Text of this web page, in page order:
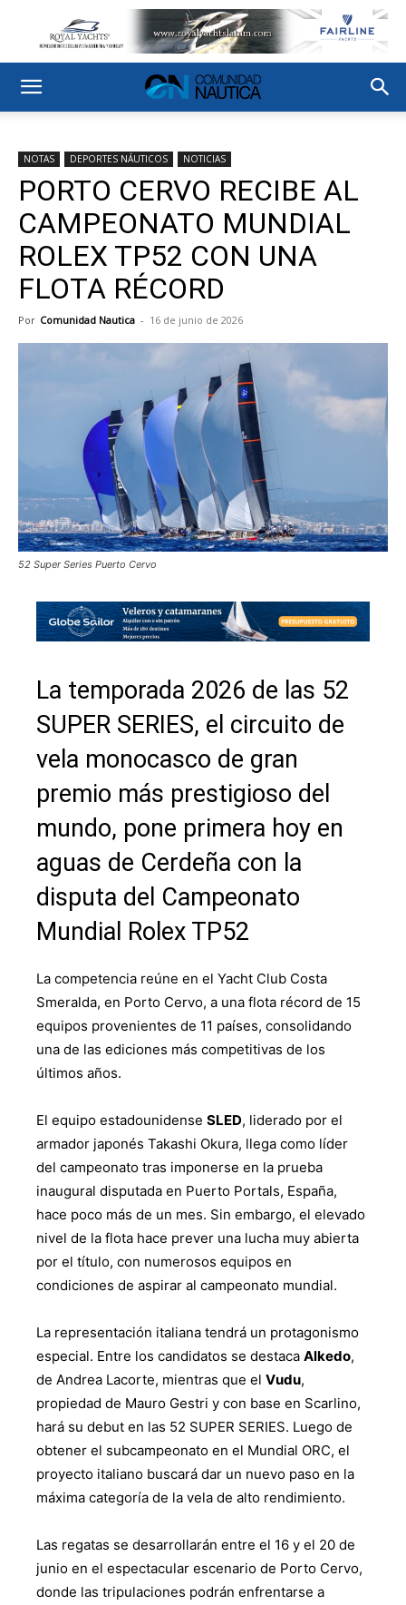
NOTAS DEPORTES NÁUTICOS NOTICIAS
PORTO CERVO RECIBE AL
CAMPEONATO MUNDIAL
ROLEX TP52 CON UNA
FLOTA RÉCORD
Por Comunidad Nautica - 16 de junio de 2026
52 Super Series Puerto Cervo
La temporada 2026 de las 52
SUPER SERIES, el circuito de
vela monocasco de gran
premio más prestigioso del
mundo, pone primera hoy en
aguas de Cerdeña con la
disputa del Campeonato
Mundial Rolex TP52
La competencia reúne en el Yacht Club Costa
Smeralda, en Porto Cervo, a una flota récord de 15
equipos provenientes de 11 países, consolidando
una de las ediciones más competitivas de los
últimos años.
El equipo estadounidense SLED, liderado por el
armador japonés Takashi Okura, llega como líder
del campeonato tras imponerse en la prueba
inaugural disputada en Puerto Portals, España,
hace poco más de un mes. Sin embargo, el elevado
nivel de la flota hace prever una lucha muy abierta
por el título, con numerosos equipos en
condiciones de aspirar al campeonato mundial.
La representación italiana tendrá un protagonismo
especial. Entre los candidatos se destaca Alkedo,
de Andrea Lacorte, mientras que el Vudu,
propiedad de Mauro Gestri y con base en Scarlino,
hará su debut en las 52 SUPER SERIES. Luego de
obtener el subcampeonato en el Mundial ORC, el
proyecto italiano buscará dar un nuevo paso en la
máxima categoría de la vela de alto rendimiento.
Las regatas se desarrollarán entre el 16 y el 20 de
junio en el espectacular escenario de Porto Cervo,
donde las tripulaciones podrán enfrentarse a